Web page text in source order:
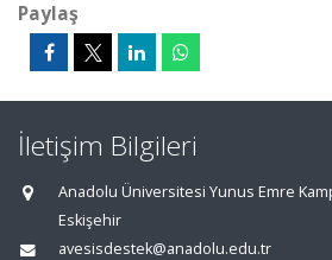
Paylaş
İletişim Bilgileri
Anadolu Üniversitesi Yunus Emre
Eskişehir
avesisdestek@anadolu.edu.tr